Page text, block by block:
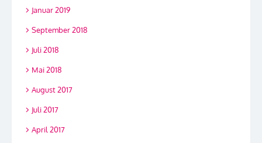
Januar 2019
September 2018
Juli 2018
Mai 2018
August 2017
Juli 2017
April 2017